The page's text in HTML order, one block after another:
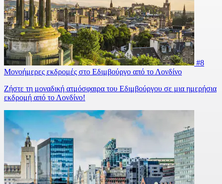
#8
Μονοήμερες εκδρομές στο Εδιμβούργο από το Λονδίνο
Ζήστε τη μοναδική ατμόσφαιρα του Εδιμβούργου σε μια ημερήσια
εκδρομή από το Λονδίνο!